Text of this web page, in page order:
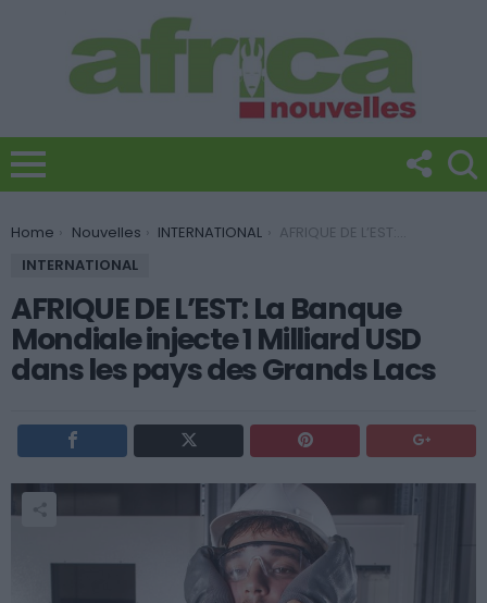
You are here:
Home Nouvelles INTERNATIONAL
AFRIQUE DE L’EST: La Banque Mondiale injecte 1 Milliard USD dans les pays des Grands Lacs
INTERNATIONAL
AFRIQUE DE L’EST: La Banque
Mondiale injecte 1 Milliard USD
dans les pays des Grands Lacs